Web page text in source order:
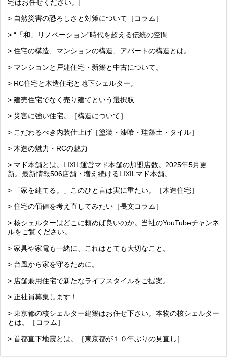
宅はお任せください。]
> 自然災害の恐ろしさと対策について［コラム］
> “「和」リノベーション”時代を超える伝統の空間
> 住宅の構造、マンションの構造、アパートの構造とは。
> マンションと戸建住宅・新築と中古について。
> RC住宅と木造住宅と地下シェルター。
> 建売住宅でなく売り建てという選択肢
> 災害に強い住宅。［構造について］
> こだわるべき内装仕上げ［塗装・漆喰・珪藻土・タイル］
> 木造の魅力・RCの魅力
> マド本舗とは。LIXIL運営マド本舗の加盟店数。2025年5月更
新。最新情報506店舗・増え続けるLIXILマド本舗。
> 「家を建てる。」このひと言は実に重たい。［木造住宅］
> 住宅の価値を考え直してみたい［長文コラム］
> 核シェルターはどこに頼めば良いのか。当社のYouTubeチャンネ
ルをご覧ください。
> 家具や家電も一緒に、これはとても大切なこと。
> 台風から家を守るために。
> 店舗兼用住宅で新たなライフスタイルをご提案。
> 正社員募集します！
> 東京都の核シェルター建築はお任せ下さい。本物の核シェルター
とは。［コラム］
> 首都直下地震とは。［東京都が１０年ぶりの見直し］